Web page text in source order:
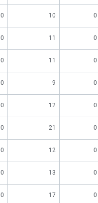
0 10 0
0 11 0
0 11 0
0 9 0
0 12 0
0 21 0
0 12 0
0 13 0
0 17 0